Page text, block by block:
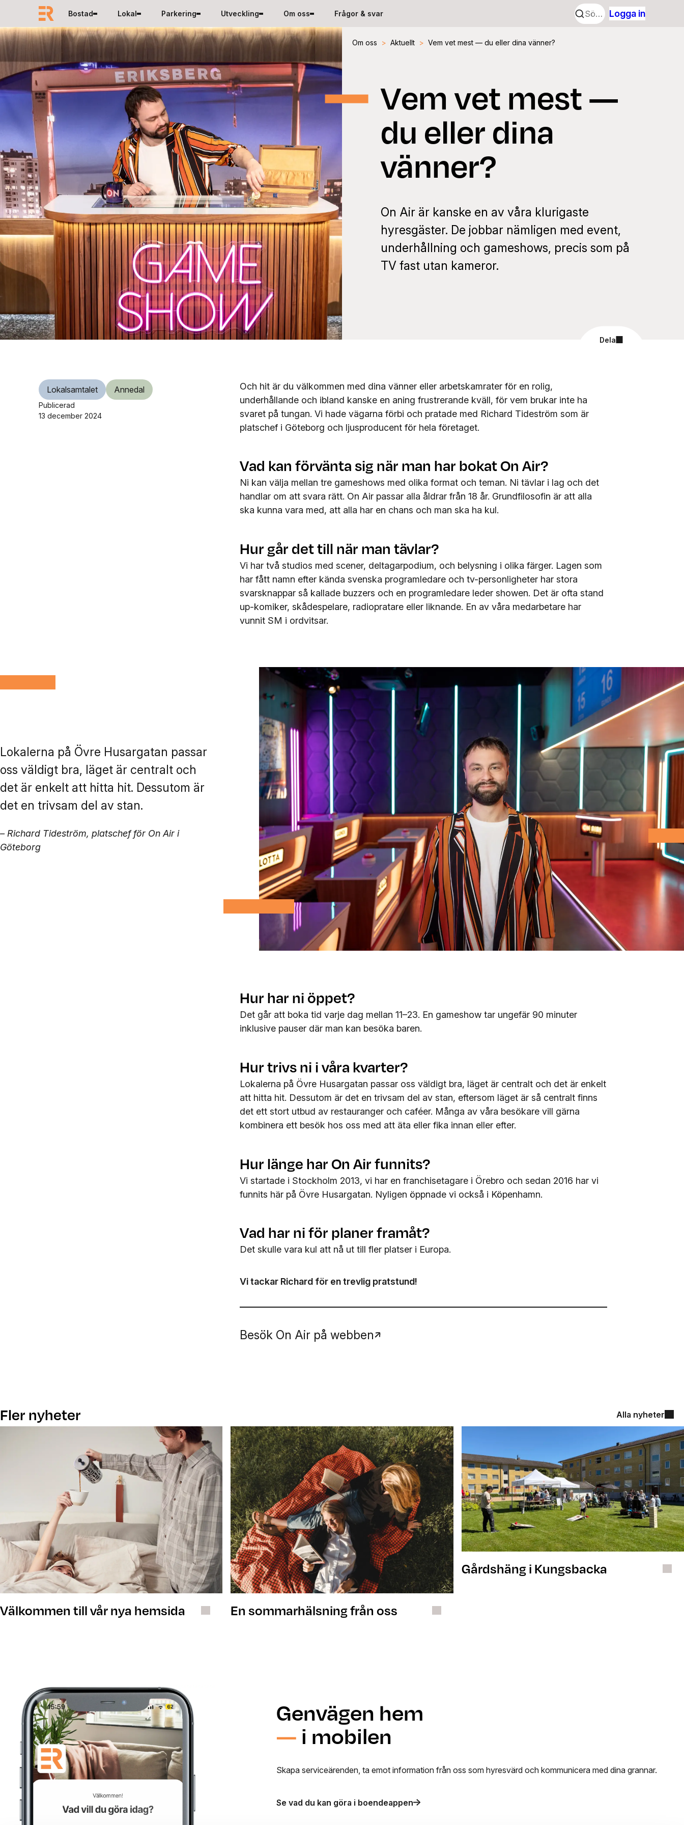
Hoppa till innehåll
Bostad Lokal Parkering Utveckling Om oss Frågor & svar Logga in
Om oss > Aktuellt > Vem vet mest — du eller dina vänner?
Vem vet mest —
du eller dina
vänner?
On Air är kanske en av våra klurigaste
hyresgäster. De jobbar nämligen med event,
underhållning och gameshows, precis som på
TV fast utan kameror.
Dela
Lokalsamtalet Annedal
Publicerad
13 december 2024
Och hit är du välkommen med dina vänner eller arbetskamrater för en rolig,
underhållande och ibland kanske en aning frustrerande kväll, för vem brukar inte ha
svaret på tungan. Vi hade vägarna förbi och pratade med Richard Tideström som är
platschef i Göteborg och ljusproducent för hela företaget.
Vad kan förvänta sig när man har bokat On Air?
Ni kan välja mellan tre gameshows med olika format och teman. Ni tävlar i lag och det
handlar om att svara rätt. On Air passar alla åldrar från 18 år. Grundfilosofin är att alla
ska kunna vara med, att alla har en chans och man ska ha kul.
Hur går det till när man tävlar?
Vi har två studios med scener, deltagarpodium, och belysning i olika färger. Lagen som
har fått namn efter kända svenska programledare och tv-personligheter har stora
svarsknappar så kallade buzzers och en programledare leder showen. Det är ofta stand
up-komiker, skådespelare, radiopratare eller liknande. En av våra medarbetare har
vunnit SM i ordvitsar.
Lokalerna på Övre Husargatan passar
oss väldigt bra, läget är centralt och
det är enkelt att hitta hit. Dessutom är
det en trivsam del av stan.
– Richard Tideström, platschef för On Air i
Göteborg
Hur har ni öppet?
Det går att boka tid varje dag mellan 11–23. En gameshow tar ungefär 90 minuter
inklusive pauser där man kan besöka baren.
Hur trivs ni i våra kvarter?
Lokalerna på Övre Husargatan passar oss väldigt bra, läget är centralt och det är enkelt
att hitta hit. Dessutom är det en trivsam del av stan, eftersom läget är så centralt finns
det ett stort utbud av restauranger och caféer. Många av våra besökare vill gärna
kombinera ett besök hos oss med att äta eller fika innan eller efter.
Hur länge har On Air funnits?
Vi startade i Stockholm 2013, vi har en franchisetagare i Örebro och sedan 2016 har vi
funnits här på Övre Husargatan. Nyligen öppnade vi också i Köpenhamn.
Vad har ni för planer framåt?
Det skulle vara kul att nå ut till fler platser i Europa.
Vi tackar Richard för en trevlig pratstund!
Besök On Air på webben
Fler nyheter Alla nyheter
Nyhet
Välkommen till vår nya hemsida En sommarhälsning från oss
Gårdshäng i Kungsbacka
Genvägen hem
— i mobilen
Skapa serviceärenden, ta emot information från oss som hyresvärd och kommunicera med dina grannar.
Se vad du kan göra i boendeappen